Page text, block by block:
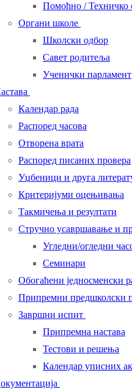
Помоћно / Техничко
Органи школе
Школски одбор
Савет родитеља
Ученички парламент
Календар рада
Распоред часова
Отворена врата
Распоред писаних провера
Уџбеници и друга
Критеријуми оцењивања
Такмичења и резултати
Стручно усавршавање и
Угледни/огледни
Семинари
Обогаћени једносменски
Припремни предшколски
Завршни испит
Припремна настава
Тестови и решења
Календар уписних